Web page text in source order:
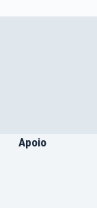
Apoio